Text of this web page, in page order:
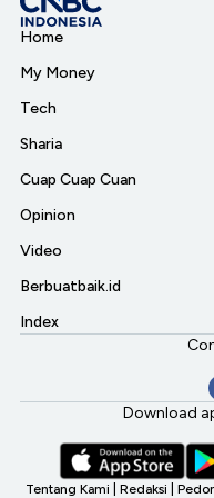
Home
My Money
Tech
Sharia
Cuap Cuap Cuan
Opinion
Video
Berbuatbaik.id
Index
Download
Tentang Kami Redaksi